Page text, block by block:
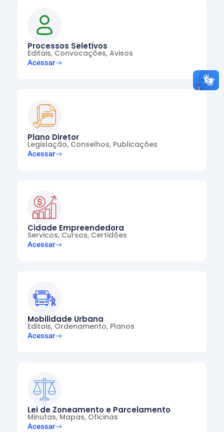
Processos Seletivos
Editais, Convocações, Avisos
Acessar
Plano Diretor
Legislação, Conselhos, Publicações
Acessar
Cidade Empreendedora
Servicos, Cursos, Certidões
Acessar
Mobilidade Urbana
Editais, Ordenamento, Planos
Acessar
Lei de Zoneamento e Parcelamento
Minutas, Mapas, Oficinas
Acessar